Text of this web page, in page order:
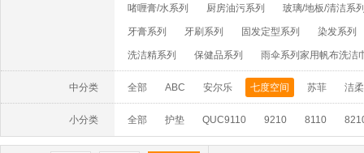
啫喱膏/水系列 厨房油污系列 玻璃/地板/清洁系
牙膏系列 牙刷系列 固发定型系列 染发系列
洗洁精系列 保健品系列 雨伞系列家用帆布洗洁
中分类 全部 ABC 安尔乐 七度空间 苏菲 洁柔
小分类 全部 护垫 QUC9110 9210 8110